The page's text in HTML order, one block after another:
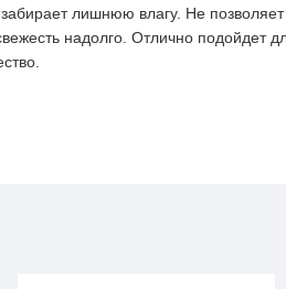
лишнюю влагу. Не позволяет
надолго. Отлично